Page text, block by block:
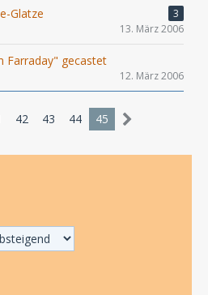
Glatze
3
13. März 2006
Farraday" gecastet
12. März 2006
42 43 44 45